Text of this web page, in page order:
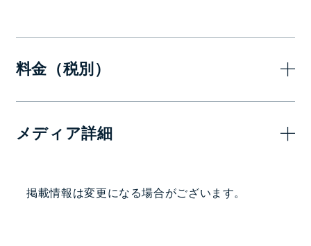
料金（税別）
7日(1週間) 1ヶ
15秒 720,000
メディア詳細
掲載情報は変更になる場合がございます。